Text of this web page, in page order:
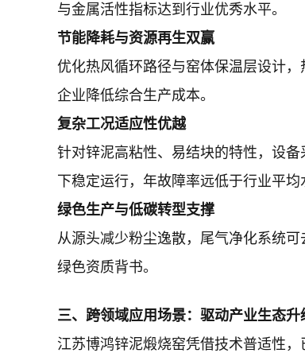
与金属活性指标达到行业优秀水平。
节能降耗与资源再生双赢
优化热风循环路径与窑体保温层设计
企业降低综合生产成本。
复杂工况适应性优越
针对锌泥高粘性、易结块的特性，设
下稳定运行，年故障率远低于行业平均
绿色生产与低碳转型支撑
从源头减少粉尘逸散，尾气净化系统
绿色资质背书。
三、跨领域应用场景：驱动产业生态升
江苏博鸿锌泥煅烧窑凭借技术普适性